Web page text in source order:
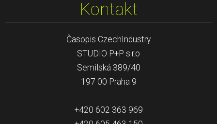
Kontakt
Časopis CzechIndustry
STUDIO P+P s.r.o
Semilská 389/40
197 00 Praha 9
+420 602 363 969